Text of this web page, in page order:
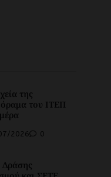
της
όραμα του ΙΤΕΠ
2026 0